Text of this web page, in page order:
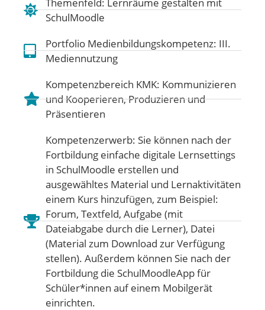
SchulMoodle
Portfolio Medienbildungskompetenz: III.
Mediennutzung
Kompetenzbereich KMK: Kommunizieren
und Kooperieren,Produzieren und
Präsentieren
Kompetenzerwerb: Sie können nach der
Fortbildung einfache digitale Lernsettings
in SchulMoodle erstellen und
ausgewähltes Material und Lernaktivitäten
einem Kurs hinzufügen, zum Beispiel:
Forum, Textfeld, Aufgabe (mit
Dateiabgabe durch die Lerner), Datei
(Material zum Download zur Verfügung
stellen). Außerdem können Sie nach der
Fortbildung die SchulMoodleApp für
Schüler*innen auf einem Mobilgerät
einrichten.